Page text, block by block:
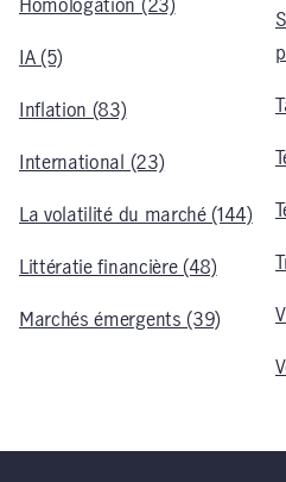
Homologation (23)
IA (5)
Inflation (83)
International (23)
La volatilité du marché (144)
Littératie financière (48)
Marchés émergents (39)